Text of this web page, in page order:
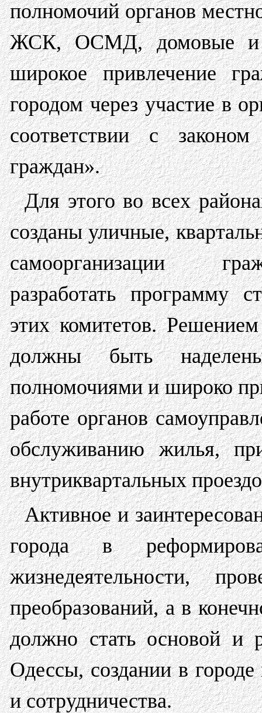
полномочий органов
ЖСК, ОСМД, домовые и
широкое привлечение
городом через участие в
соответствии с
граждан».
Для этого во всех
созданы уличные,
самоорганизации
разработать программу
этих комитетов.
должны быть
полномочиями и широко
работе органов
обслуживанию жилья,
внутриквартальных
Активное и
города в
жизнедеятельности,
преобразований, а в
должно стать основой и
Одессы, создании в городе
и сотрудничества.